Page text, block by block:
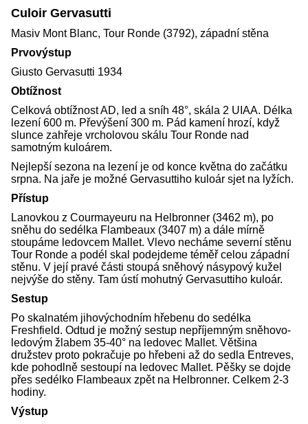
Culoir Gervasutti
Masiv Mont Blanc, Tour Ronde (3792), západní stěna
Prvovýstup
Giusto Gervasutti 1934
Obtížnost
Celková obtížnost AD, led a sníh 48°, skála 2 UIAA. Délka
lezení 600 m. Převýšení 300 m. Pád kamení hrozí, když
slunce zahřeje vrcholovou skálu Tour Ronde nad
samotným kuloárem.
Nejlepší sezona na lezení je od konce května do začátku
srpna. Na jaře je možné Gervasuttiho kuloár sjet na lyžích.
Přístup
Lanovkou z Courmayeuru na Helbronner (3462 m), po
sněhu do sedélka Flambeaux (3407 m) a dále mírně
stoupáme ledovcem Mallet. Vlevo necháme severní stěnu
Tour Ronde a podél skal podejdeme téměř celou západní
stěnu. V její pravé části stoupá sněhový násypový kužel
nejvýše do stěny. Tam ústí mohutný Gervasuttiho kuloár.
Sestup
Po skalnatém jihovýchodním hřebenu do sedélka
Freshfield. Odtud je možný sestup nepříjemným sněhovo-
ledovým žlabem 35-40° na ledovec Mallet. Většina
družstev proto pokračuje po hřebeni až do sedla Entreves,
kde pohodlně sestoupí na ledovec Mallet. Pěšky se dojde
přes sedélko Flambeaux zpět na Helbronner. Celkem 2-3
hodiny.
Výstup